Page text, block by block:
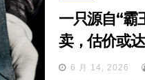
一只源自“霸
卖，估价或
6 月 14, 2026